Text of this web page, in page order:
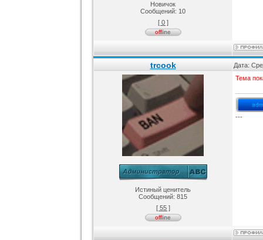
Новичок
Сообщений: 10
[ 0 ]
trcook Дата:
Истиный ценитель
Сообщений: 815
[ 55 ]
Тема
---